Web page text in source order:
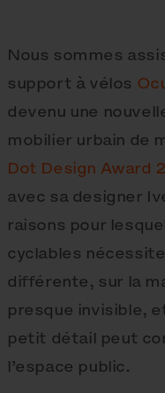
Nous sommes
support à vélos
devenu une
mobilier urbain de
Dot Design Award
avec sa designer
raisons pour
cyclables
différente, sur la
presque invisible,
petit détail peut
l’espace public.